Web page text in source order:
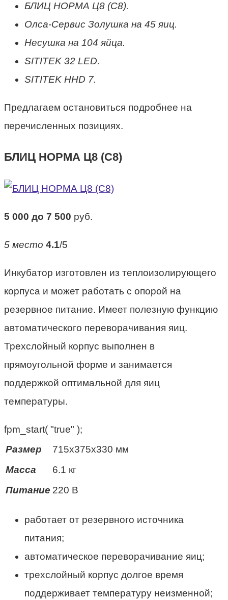
БЛИЦ НОРМА Ц8 (С8).
Олса-Сервис Золушка на 45 яиц.
Несушка на 104 яйца.
SITITEK 32 LED.
SITITEK HHD 7.
Предлагаем остановиться подробнее на
перечисленных позициях.
БЛИЦ НОРМА Ц8 (С8)
5 000 до 7 500 руб.
5 место 4.1/5
Инкубатор изготовлен из теплоизолирующего
корпуса и может работать с опорой на
резервное питание. Имеет полезную функцию
автоматического переворачивания яиц.
Трехслойный корпус выполнен в
прямоугольной форме и занимается
поддержкой оптимальной для яиц
температуры.
fpm_start( "true" );
Размер
715х375х330 мм
Масса
6.1 кг
Питание 220 В
работает от резервного источника
питания;
автоматическое переворачивание яиц;
трехслойный корпус долгое время
поддерживает температуру неизменной;